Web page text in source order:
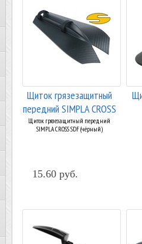
Щиток грязезащитный
передний SIMPLA CROSS
SDF (...
Щиток грязезащитный передний
SIMPLA CROSS SDF (чёрный)
15.60 руб.